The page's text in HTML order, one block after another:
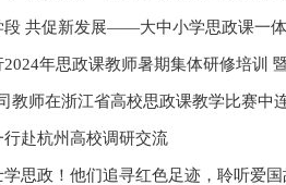
段 共促新发展——大中小学思政课一
2024年思政课教师暑期集体研修培训
教师在浙江省高校思政课教学比赛中
行赴杭州高校调研交流
学思政！他们追寻红色足迹，聆听爱国